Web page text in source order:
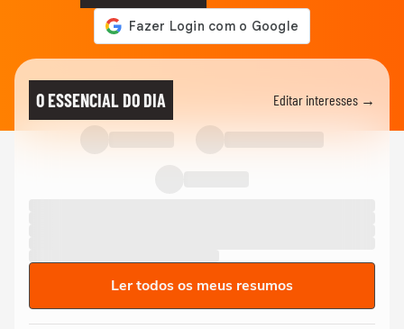
O ESSENCIAL DO DIA Editar interesses →
Ler todos os meus resumos